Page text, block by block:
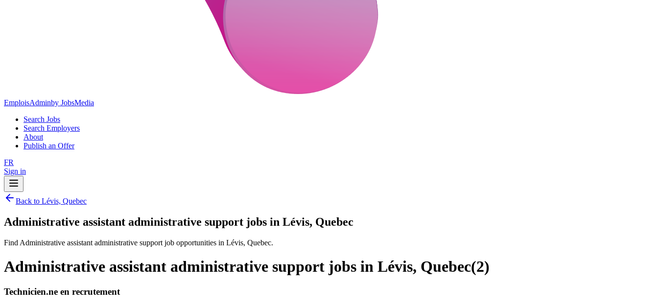
EmploisAdminby JobsMedia
Search Jobs
Search Employers
About
Publish an Offer
FR
Sign in
Back to Lévis, Quebec
Administrative assistant administrative support jobs in Lévis, Quebec
Find Administrative assistant administrative support job opportunities in Lévis, Quebec.
Administrative assistant administrative support jobs in Lévis, Quebec(2)
Technicien.ne en recrutement